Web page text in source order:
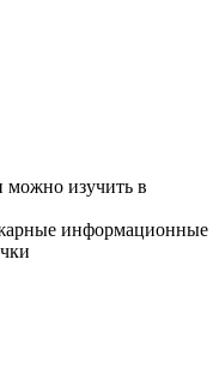
можно изучить в